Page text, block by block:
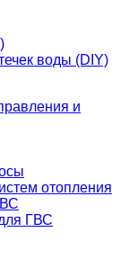
воды (DIY)
и
отопления
ГВС